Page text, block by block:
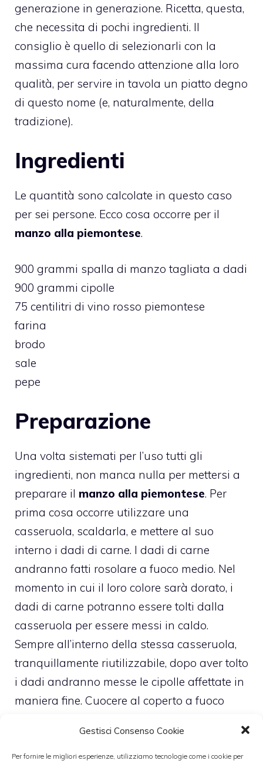
Gestisci Consenso Cookie
Per fornire le migliori esperienze, utilizziamo tecnologie come i cookie per
generazione in generazione. Ricetta, questa,
che necessita di pochi ingredienti. Il
consiglio è quello di selezionarli con la
massima cura facendo attenzione alla loro
qualità, per servire in tavola un piatto degno
di questo nome (e, naturalmente, della
tradizione).
Ingredienti
Le quantità sono calcolate in questo caso
per sei persone. Ecco cosa occorre per il
manzo alla piemontese.
900 grammi spalla di manzo tagliata a dadi
900 grammi cipolle
75 centilitri di vino rosso piemontese
farina
brodo
sale
pepe
Preparazione
Una volta sistemati per l’uso tutti gli
ingredienti, non manca nulla per mettersi a
preparare il manzo alla piemontese. Per
prima cosa occorre utilizzare una
casseruola, scaldarla, e mettere al suo
interno i dadi di carne. I dadi di carne
andranno fatti rosolare a fuoco medio. Nel
momento in cui il loro colore sarà dorato, i
dadi di carne potranno essere tolti dalla
casseruola per essere messi in caldo.
Sempre all’interno della stessa casseruola,
tranquillamente riutilizzabile, dopo aver tolto
i dadi andranno messe le cipolle affettate in
maniera fine. Cuocere al coperto a fuoco
assolutamente trasparenti. Questo è il
momento in cui si potrà aggiungere